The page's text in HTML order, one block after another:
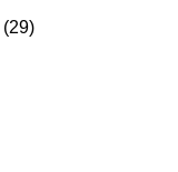
(29)